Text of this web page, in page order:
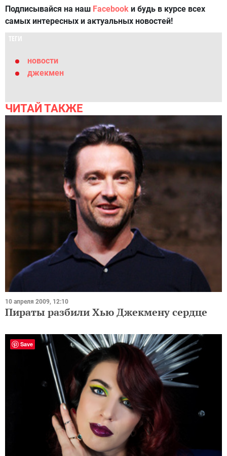
Подписывайся на наш Facebook и будь в курсе всех
самых интересных и актуальных новостей!
ТЕГИ
новости
джекмен
ЧИТАЙ ТАКЖЕ
10 апреля 2009, 12:10
Пираты разбили Хью Джекмену сердце
Save